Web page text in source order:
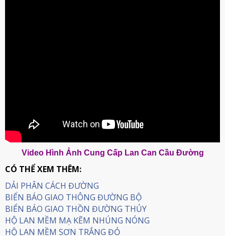
Video Hình Ảnh Cung Cấp Lan Can Cầu Đường
CÓ THỂ XEM THÊM:
DẢI PHÂN CÁCH ĐƯỜNG
BIỂN BÁO GIAO THÔNG ĐƯỜNG BỘ
BIỂN BÁO GIAO THỒN ĐƯỜNG THỦY
HỘ LAN MỀM MẠ KẼM NHÚNG NÓNG
HỘ LAN MỀM SƠN TRẮNG ĐỎ